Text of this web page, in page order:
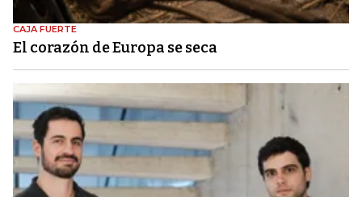
CAJA FUERTE
El corazón de Europa se seca